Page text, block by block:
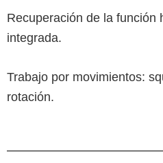
Recuperación de la función
integrada.
Trabajo por movimientos:
rotación.